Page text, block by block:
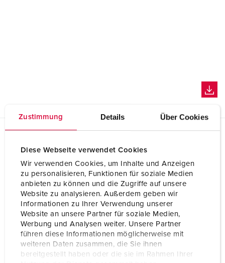
Zustimmung Details Über Cookies
Diese Webseite verwendet Cookies
Wir verwenden Cookies, um Inhalte und Anzeigen
zu personalisieren, Funktionen für soziale Medien
anbieten zu können und die Zugriffe auf unsere
Website zu analysieren. Außerdem geben wir
Informationen zu Ihrer Verwendung unserer
Website an unsere Partner für soziale Medien,
Werbung und Analysen weiter. Unsere Partner
führen diese Informationen möglicherweise mit
weiteren Daten zusammen, die Sie ihnen
bereitgestellt haben oder die sie im Rahmen Ihrer
Unterputz-Verteiler 6105279
GAEB XML Universelle LV-Daten (X80)
Unterputz-Verteiler 6105279
GAEB XML Leistungsverzeichnis (X81)
Unterputz-Verteiler 6105279
GAEB XML Kostenanschlag (X82)
Unterputz-Verteiler 6105279